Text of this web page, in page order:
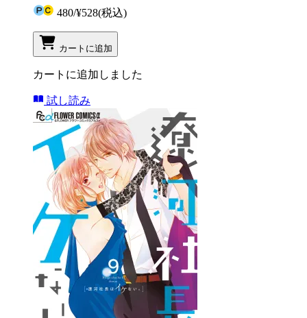
480/¥528(税込)
カートに追加
カートに追加しました
試し読み